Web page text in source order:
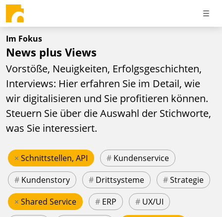
Im Fokus
News plus Views
Vorstöße, Neuigkeiten, Erfolgsgeschichten,
Interviews: Hier erfahren Sie im Detail, wie
wir digitalisieren und Sie profitieren können.
Steuern Sie über die Auswahl der Stichworte,
was Sie interessiert.
× Schnittstellen, API # Kundenservice
# Kundenstory # Drittsysteme #Strategie
× Shared Service # ERP # UX/UI